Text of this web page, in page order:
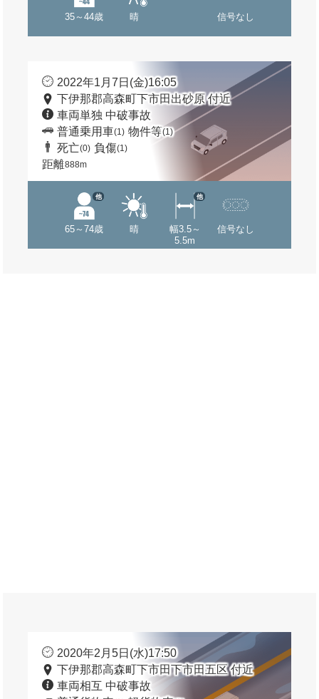
35～44歳 晴 信号なし
2022年1月7日(金)16:05
下伊那郡高森町下市田出砂原 付近
車両単独 中破事故
普通乗用車(1) 物件等(1)
死亡(0) 負傷(1)
距離888m
65～74歳
他
晴
幅3.5～
5.5m
他
信号なし
2020年2月5日(水)17:50
下伊那郡高森町下市田下市田五区 付近
車両相互 中破事故